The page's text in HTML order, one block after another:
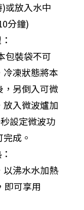
或放入水中
分鐘)
包裝袋不可
冷凍狀態將本
，另倒入可微
放入微波爐加
設定微波功
成。
以沸水水加熱
即可享用